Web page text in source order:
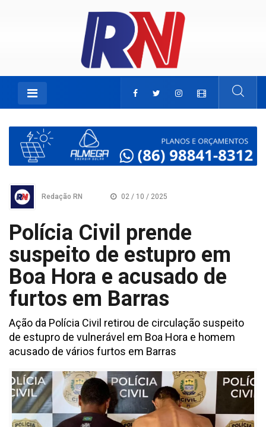
Redação RN 02 / 10 / 2025
Polícia Civil prende
suspeito de estupro em
Boa Hora e acusado de
furtos em Barras
Ação da Polícia Civil retirou de circulação suspeito
de estupro de vulnerável em Boa Hora e homem
acusado de vários furtos em Barras